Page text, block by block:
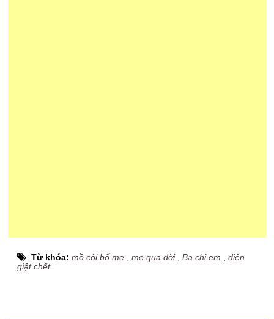
Từ khóa:mồ côi bố mẹ ,mẹ qua đời,Ba chị em ,điện
giật chết